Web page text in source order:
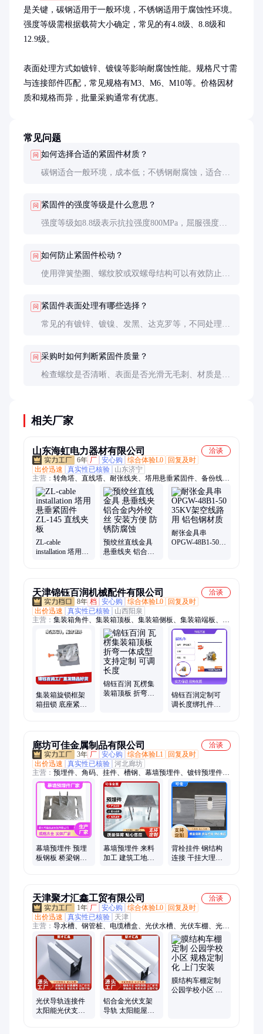
是关键，碳钢适用于一般环境，不锈钢适用于腐蚀性环境。
强度等级需根据载荷大小确定，常见的有4.8级、8.8级和
12.9级。
表面处理方式如镀锌、镀镍等影响耐腐蚀性能。规格尺寸需
与连接部件匹配，常见规格有M3、M6、M10等。价格因材
质和规格而异，批量采购通常有优惠。
常见问题
问 如何选择合适的紧固件材质？
碳钢适合一般环境，成本低；不锈钢耐腐蚀，适合潮
问 紧固件的强度等级是什么意思？
强度等级如8.8级表示抗拉强度800MPa，屈服强度
问 如何防止紧固件松动？
使用弹簧垫圈、螺纹胶或双螺母结构可以有效防止松
问 紧固件表面处理有哪些选择？
常见的有镀锌、镀镍、发黑、达克罗等，不同处理方
问 采购时如何判断紧固件质量？
检查螺纹是否清晰、表面是否光滑无毛刺、材质是否
相关厂家
山东海虹电力器材有限公司
洽谈
6年 厂 安心购 综合体验L0
回复及时
出价迅速
真实性已核验
山东济宁
主营： 转角塔、直线塔、耐张线夹、塔用悬垂紧固件、备份线
夹、光缆防晕、悬垂线夹、镀锌锤头、光缆防振锤、塑料接头
盒、光缆接头盒、单长尾抱箍、光缆防护金具、光缆耐张金具
串、安全备份线夹、全张力接续条
ZL-cable
installation 塔用悬
预绞丝直线金具
悬垂线夹 铝合金
耐张金具串
OPGW-48B1-50
天津锦钰百润机械配件有限公司
洽谈
8年 档 安心购 综合体验L0
回复及时
出价迅速
真实性已核验
山西阳泉
主营： 集装箱角件、集装箱顶板、集装箱侧板、集装箱端板、集
装箱瓦楞板、集装箱门板、集装箱铝合金角件、集装箱侧吊耳、
集装箱桥锁、集装箱中间扭锁、集装箱半自动扭锁、集装箱燕尾
底锁、集装箱花篮拉杆、集装箱拖车扭锁、集装箱横向锁、集装
箱国标锁具、集装箱合页、集装箱车厢板、集装箱水箱板、集装
箱环保设备板、铁路集装箱角件、集装箱
集装箱旋锁框架
箱扭锁 底座紧固
锦钰百润 瓦楞集
装箱顶板 折弯一
锦钰百润定制可
调长度绑扎件半
廊坊可佳金属制品有限公司
洽谈
3年 厂 安心购 综合体验L1
回复及时
出价迅速
真实性已核验 河北廊坊
主营： 预埋件、角码、挂件、槽钢、幕墙预埋件、镀锌预埋件、
镀锌槽钢、铝合金挂件、铝挂件、大理石挂件、镀锌角码、幕墙
角码、建筑预埋件、热镀锌预埋件、预埋板、预埋连接件、建筑
镀锌预埋件、幕墙预制埋件、角码连接件、镀锌直角角码、声屏
障预埋件、建筑预埋板、钢铁预埋件、建筑幕墙预埋板、热浸锌
预埋件
幕墙预埋件 预埋
板钢板 桥梁钢筋
幕墙预埋件 来料
加工 建筑工地用
背栓挂件 钢结构
连接 干挂大理石
天津聚才汇鑫工贸有限公司
洽谈
1年 厂 安心购 综合体验L0
回复及时
出价迅速
真实性已核验
天津
主营： 导水槽、钢管桩、电缆槽盒、光伏水槽、光伏车棚、光伏
支架、抗震支架、镀锌c型钢、可调停车棚、光伏板车棚、太阳
能支架、锌铝镁水槽、桥架母线槽、不锈钢桥架、光伏停车棚、
光伏螺旋地桩、镀锌模压桥架、光伏防水支架、镀锌螺旋地桩、
导雨防水支架、车棚屋顶天沟、钢结构用c型钢、玻璃钢电缆桥
架、工业园区停车棚、光伏导轨
光伏导轨连接件
太阳能光伏支架
铝合金光伏支架
导轨 太阳能屋顶
膜结构车棚定制
公园学校小区 规